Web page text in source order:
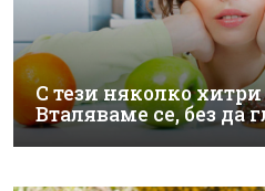
С тези няколко
Вталяваме се, без да